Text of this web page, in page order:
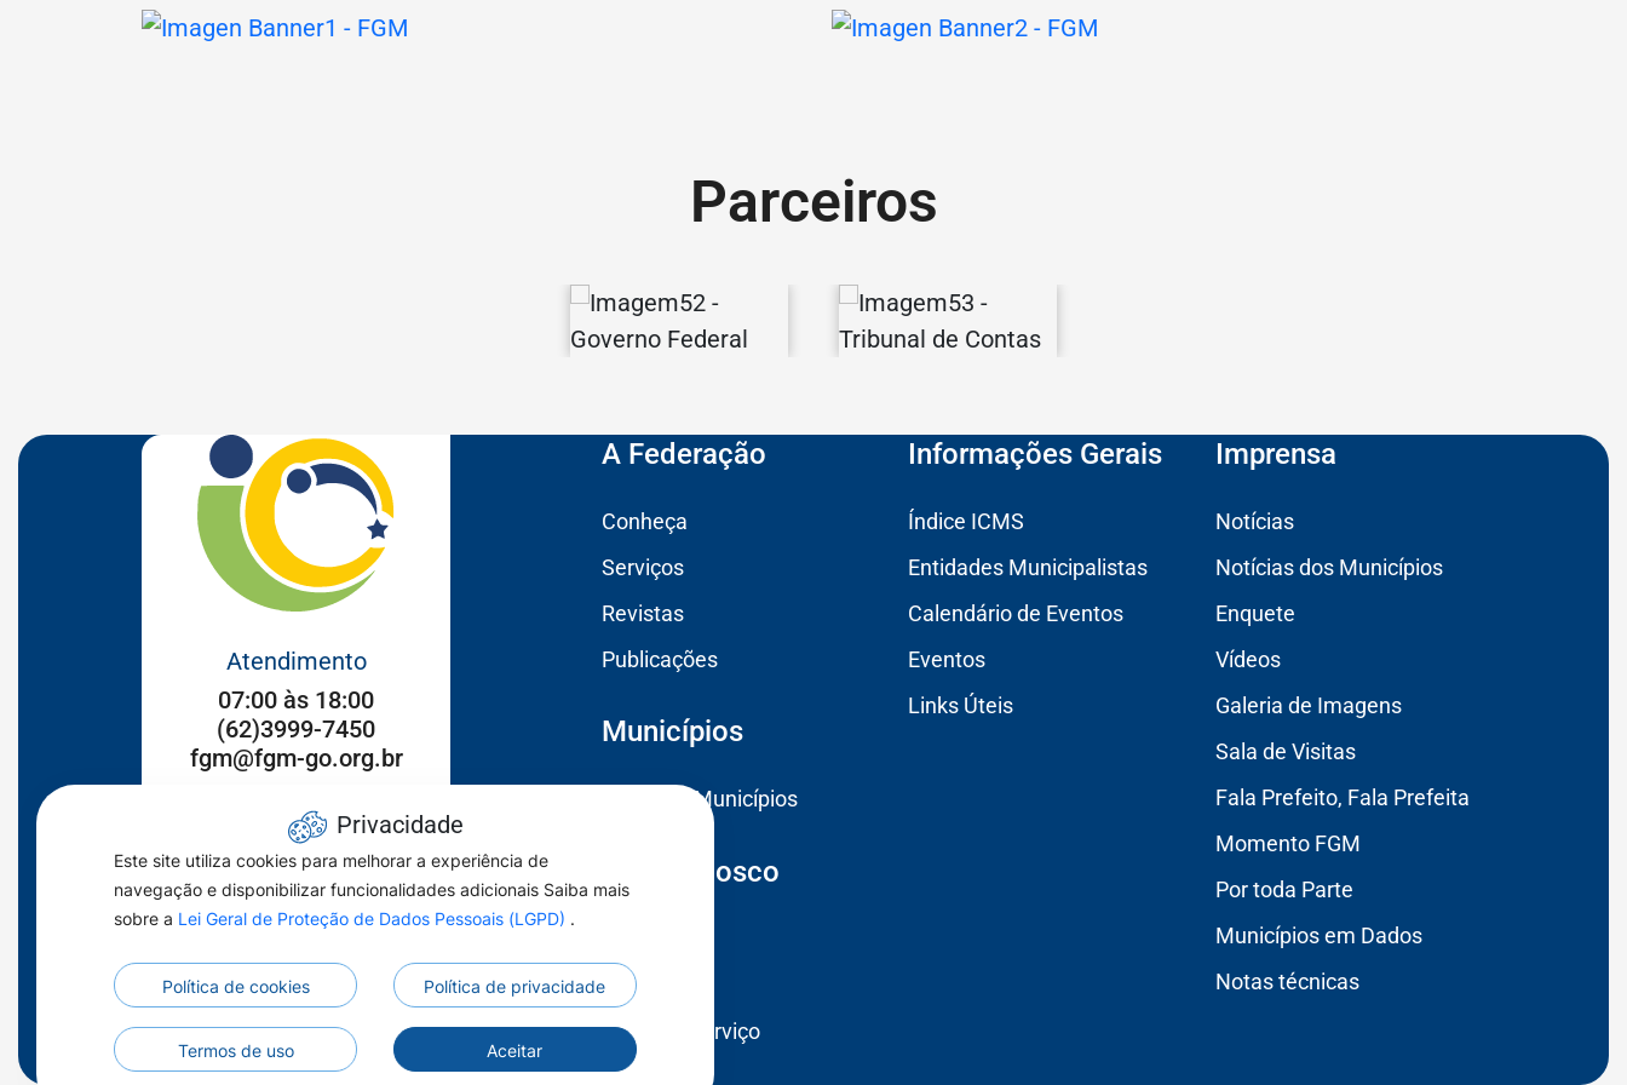
Parceiros
Federal
de
Contas
Atendimento
07:00 às 18:00
(62)3999-7450
fgm@fgm-go.org.br
Endereço
Setor Sul Rua 102, n°186
Goiânia/GO CEP: 74083-250
a
Rede
Social
Youtube
a
Rede
Social
Facebook
a
Rede
Social
Instagran
A Federação
Conheça
Serviços
Revistas
Publicações
Municípios
Todos os Municípios
Fale Conosco
Ouvidoria
Carta de Serviço
Informações Gerais
Índice ICMS
Entidades Municipalistas
Calendário de Eventos
Eventos
Links Úteis
Imprensa
Notícias
Notícias dos Municípios
Enquete
Vídeos
Galeria de Imagens
Sala de Visitas
Fala Prefeito, Fala Prefeita
Momento FGM
Por toda Parte
Municípios em Dados
Notas técnicas
Privacidade
Este site utiliza cookies para melhorar a experiência de
navegação e disponibilizar funcionalidades adicionais Saiba mais
sobre a Lei Geral de Proteção de Dados Pessoais (LGPD) .
Política de cookies Política de privacidade
Termos de uso Aceitar